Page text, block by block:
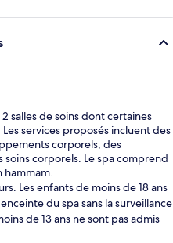
salles de soins dont certaines
services proposés incluent des
corporels, des
corporels. Le spa comprend
hammam.
Les enfants de moins de 18 ans
du spa sans la surveillance
de 13 ans ne sont pas admis